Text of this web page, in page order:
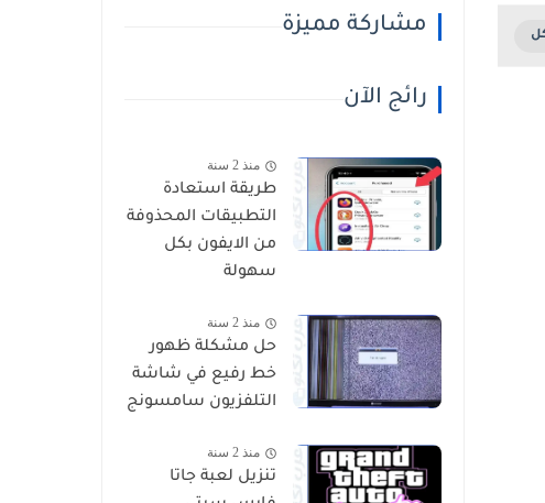
مشاركة مميزة
رائج الآن
منذ 2 سنة
طريقة استعادة
التطبيقات المحذوفة
من الايفون بكل
سهولة
منذ 2 سنة
حل مشكلة ظهور
خط رفيع في شاشة
التلفزيون سامسونج
منذ 2 سنة
تنزيل لعبة جاتا